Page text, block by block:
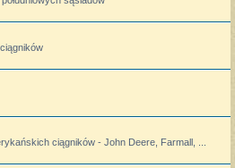
ciągników - John Deere, Farmall, ...